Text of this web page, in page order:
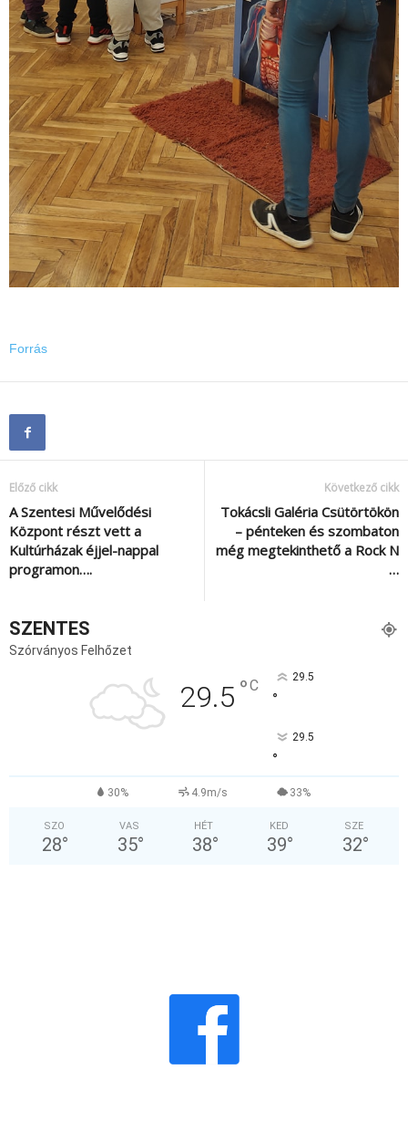
Forrás
Előző cikk
A Szentesi Művelődési
Központ részt vett a
Kultúrházak éjjel-nappal
programon….
Következő cikk
Tokácsli Galéria Csütörtökön
– pénteken és szombaton
még megtekinthető a Rock N
…
SZENTES
Szórványos Felhőzet
29.5 °C 29.5
°
29.5
°
30% 4.9m/s 33%
SZO
28°
VAS
35°
HÉT
38°
KED
39°
SZE
32°